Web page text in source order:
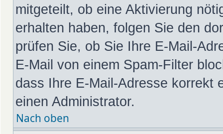
mitgeteilt, ob eine Aktivierung
erhalten haben, folgen Sie den
prüfen Sie, ob Sie Ihre E-Mail-
E-Mail von einem Spam-Filter
dass Ihre E-Mail-Adresse korrekt
einen Administrator.
Nach oben